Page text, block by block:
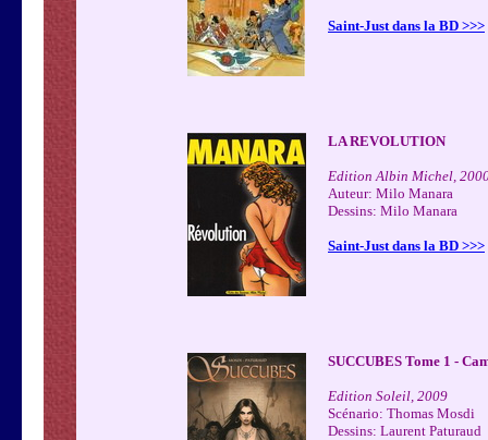
Saint-Just dans la BD >>>
LA REVOLUTION
Edition Albin Michel,
Auteur: Milo Manara
Dessins: Milo Manara
Saint-Just dans la BD >>>
SUCCUBES Tome 1 -
Edition Soleil, 2009
Scénario: Thomas Mosdi
Dessins: Laurent Paturaud